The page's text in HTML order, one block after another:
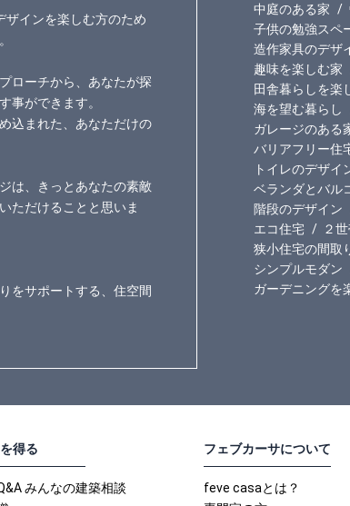
インを楽しむ方のため
ローチから、あなたが探
事ができます。
込まれた、あなただけの
は、きっとあなたの素敵
ただけることと思いま
をサポートする、住空間
中庭のある家
子供の勉強スペ
造作家具のデザ
趣味を楽しむ家
田舎暮らしを楽
海を望む暮らし
ガレージのある
バリアフリー住
トイレのデザイ
ベランダとバル
階段のデザイン
エコ住宅
２
狭小住宅の間取
シンプルモダン
ガーデニングを
得る
みんなの建築相談
フェブカーサについて
feve casaとは？